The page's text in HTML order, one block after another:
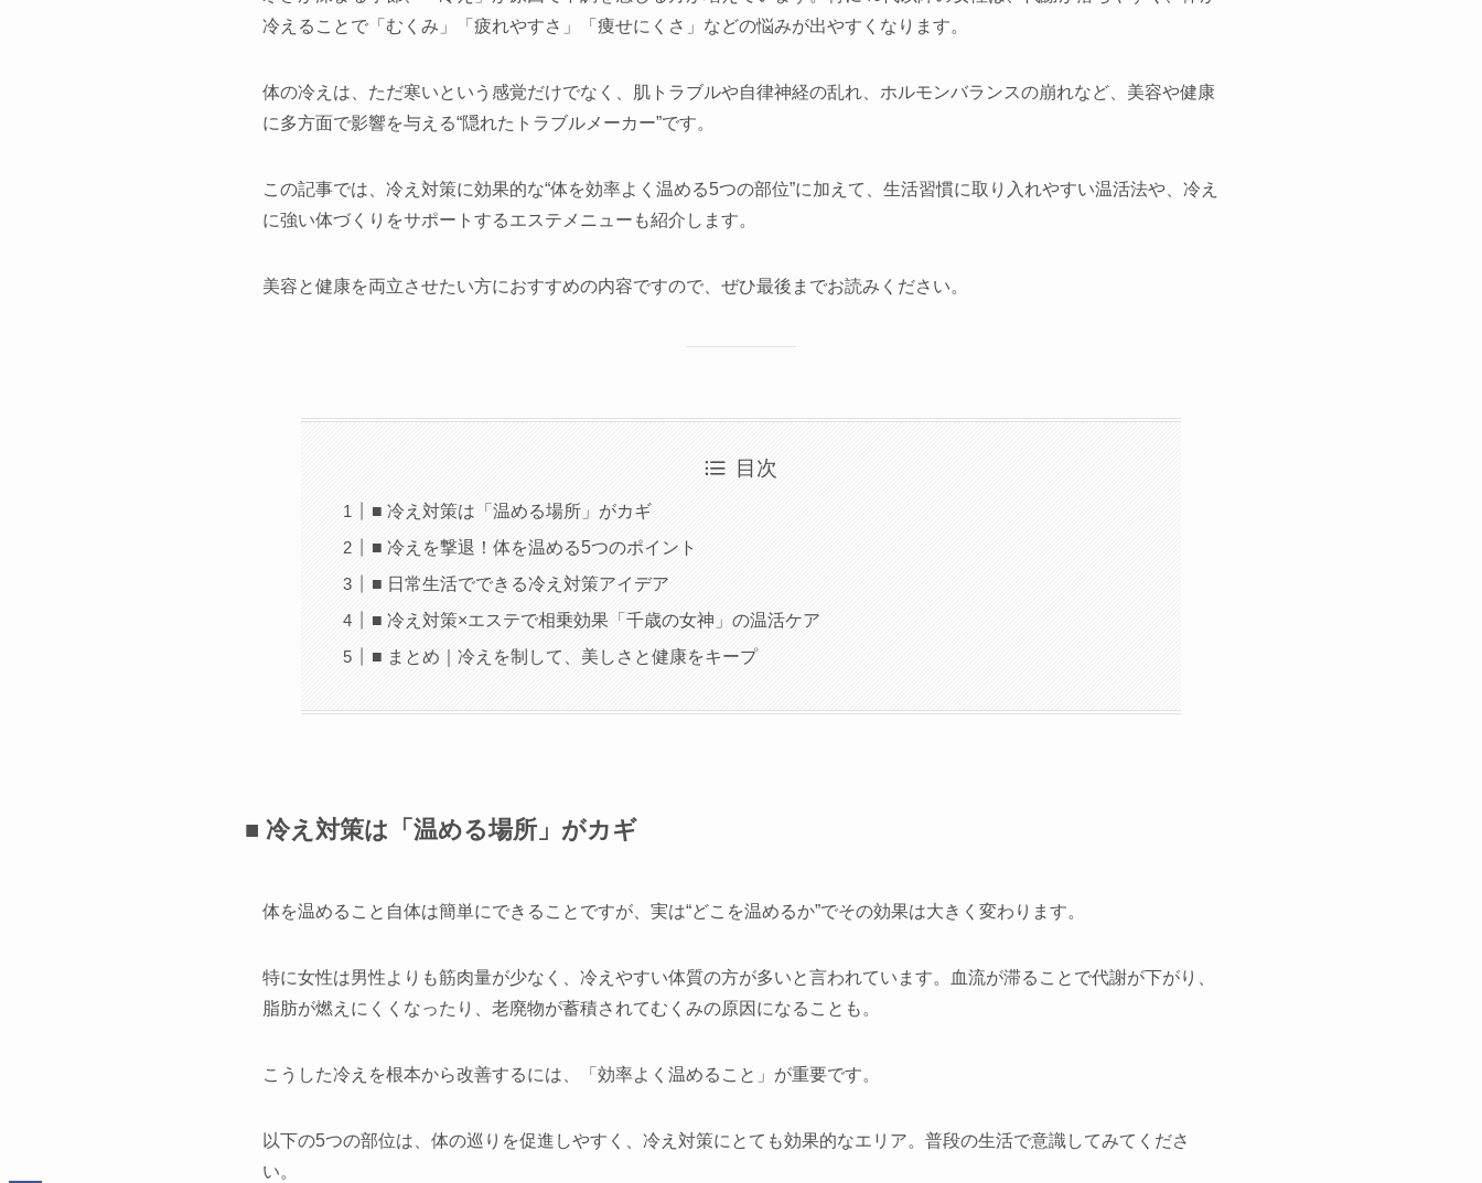
冷えることで「むくみ」「疲れやすさ」「痩せにくさ」などの悩みが出やすくなります。
体の冷えは、ただ寒いという感覚だけでなく、肌トラブルや自律神経の乱れ、ホルモンバランスの崩れなど、美容や健康
に多方面で影響を与える“隠れたトラブルメーカー”です。
この記事では、冷え対策に効果的な“体を効率よく温める5つの部位”に加えて、生活習慣に取り入れやすい温活法や、冷え
に強い体づくりをサポートするエステメニューも紹介します。
美容と健康を両立させたい方におすすめの内容ですので、ぜひ最後までお読みください。
目次
■ 冷え対策は「温める場所」がカギ
■ 冷えを撃退！体を温める5つのポイント
■ 日常生活でできる冷え対策アイデア
■ 冷え対策×エステで相乗効果「千歳の女神」の温活ケア
■ まとめ｜冷えを制して、美しさと健康をキープ
■ 冷え対策は「温める場所」がカギ
体を温めること自体は簡単にできることですが、実は“どこを温めるか”でその効果は大きく変わります。
特に女性は男性よりも筋肉量が少なく、冷えやすい体質の方が多いと言われています。血流が滞ることで代謝が下がり、
脂肪が燃えにくくなったり、老廃物が蓄積されてむくみの原因になることも。
こうした冷えを根本から改善するには、「効率よく温めること」が重要です。
以下の5つの部位は、体の巡りを促進しやすく、冷え対策にとても効果的なエリア。普段の生活で意識してみてくださ
い。